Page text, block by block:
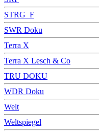
STRG_F
SWR Doku
Terra X
Terra X Lesch & Co
TRU DOKU
WDR Doku
Welt
Weltspiegel